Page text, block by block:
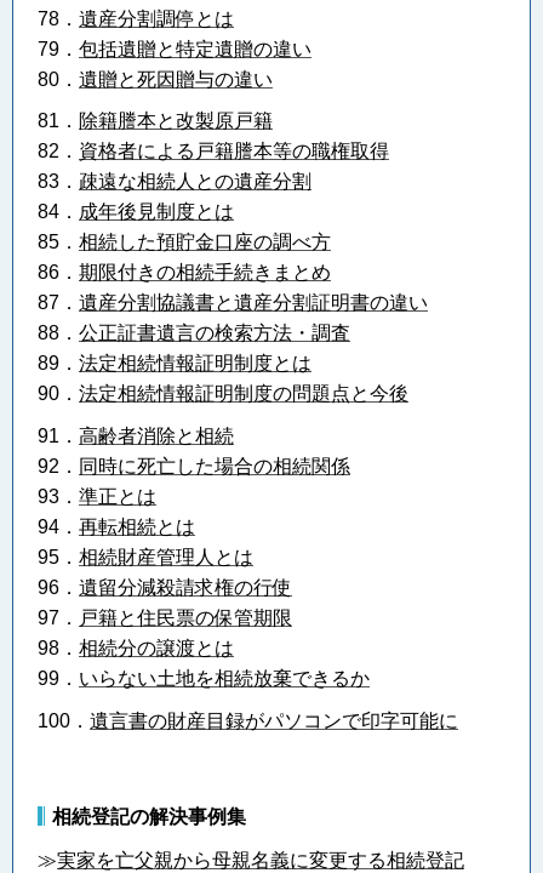
78． 遺産分割調停とは
79． 包括遺贈と特定遺贈の違い
80． 遺贈と死因贈与の違い
81． 除籍謄本と改製原戸籍
82． 資格者による戸籍謄本等の職権取得
83． 疎遠な相続人との遺産分割
84． 成年後見制度とは
85． 相続した預貯金口座の調べ方
86． 期限付きの相続手続きまとめ
87． 遺産分割協議書と遺産分割証明書の違い
88． 公正証書遺言の検索方法・調査
89． 法定相続情報証明制度とは
90． 法定相続情報証明制度の問題点と今後
91． 高齢者消除と相続
92． 同時に死亡した場合の相続関係
93． 準正とは
94． 再転相続とは
95． 相続財産管理人とは
96． 遺留分減殺請求権の行使
97． 戸籍と住民票の保管期限
98． 相続分の譲渡とは
99． いらない土地を相続放棄できるか
100． 遺言書の財産目録がパソコンで印字可能に
相続登記の解決事例集
≫実家を亡父親から母親名義に変更する相続登記